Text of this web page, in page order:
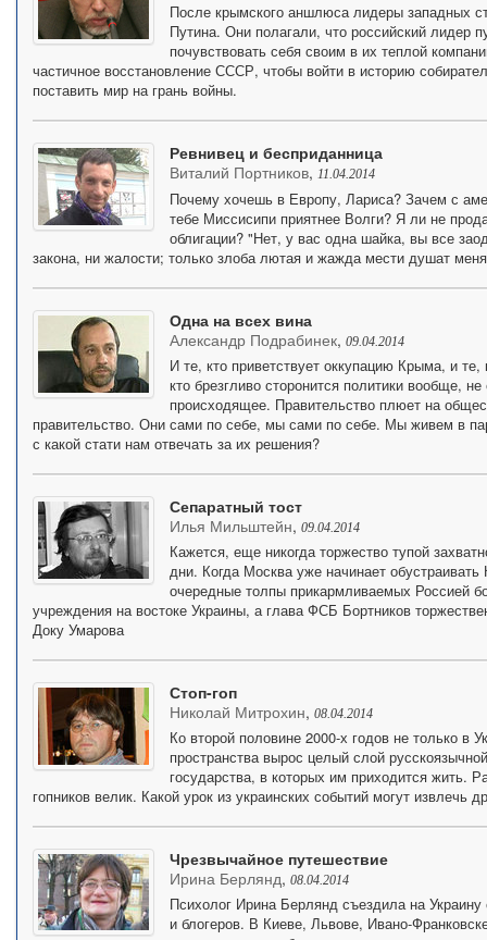
После крымского аншлюса лидеры западных
Путина. Они полагали, что российский лидер
почувствовать себя своим в их теплой
частичное восстановление СССР, чтобы войти в историю
поставить мир на грань войны.
Ревнивец и бесприданница
Виталий Портников, 11.04.2014
Почему хочешь в Европу, Лариса? Зачем с
тебе Миссисипи приятнее Волги? Я ли не
облигации? "Нет, у вас одна шайка, вы все
закона, ни жалости; только злоба лютая и жажда мести душат
Одна на всех вина
Александр Подрабинек, 09.04.2014
И те, кто приветствует оккупацию Крыма, и
кто брезгливо сторонится политики вообще,
происходящее. Правительство плюет на
правительство. Они сами по себе, мы сами по себе. Мы живем в
с какой стати нам отвечать за их решения?
Сепаратный тост
Илья Мильштейн, 09.04.2014
Кажется, еще никогда торжество тупой
дни. Когда Москва уже начинает
очередные толпы прикармливаемых Россией
учреждения на востоке Украины, а глава ФСБ Бортников
Доку Умарова
Стоп-гоп
Николай Митрохин, 08.04.2014
Ко второй половине 2000-х годов не только в
пространства вырос целый слой
государства, в которых им приходится жить.
гопников велик. Какой урок из украинских событий могут извлечь
Чрезвычайное путешествие
Ирина Берлянд, 08.04.2014
Психолог Ирина Берлянд съездила на Украину
и блогеров. В Киеве, Львове, Ивано-